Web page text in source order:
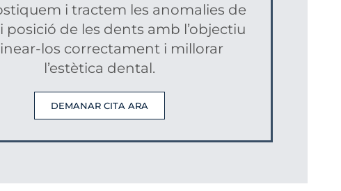
i tractem les anomalies de
posició de les dents amb l’objectiu
los correctament i millorar
l’estètica dental.
DEMANAR CITA ARA